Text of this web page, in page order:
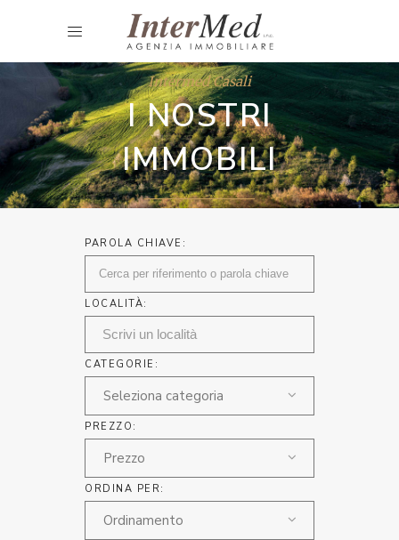
Intermed Casali
I NOSTRI
IMMOBILI
PAROLA CHIAVE:
LOCALITÀ:
CATEGORIE:
Seleziona categoria
PREZZO:
Prezzo
ORDINA PER:
Ordinamento